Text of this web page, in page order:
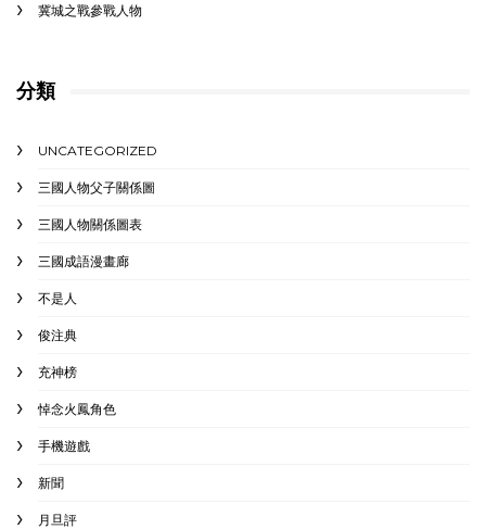
冀城之戰參戰人物
分類
UNCATEGORIZED
三國人物父子關係圖
三國人物關係圖表
三國成語漫畫廊
不是人
俊注典
充神榜
悼念火鳳角色
手機遊戲
新聞
月旦評